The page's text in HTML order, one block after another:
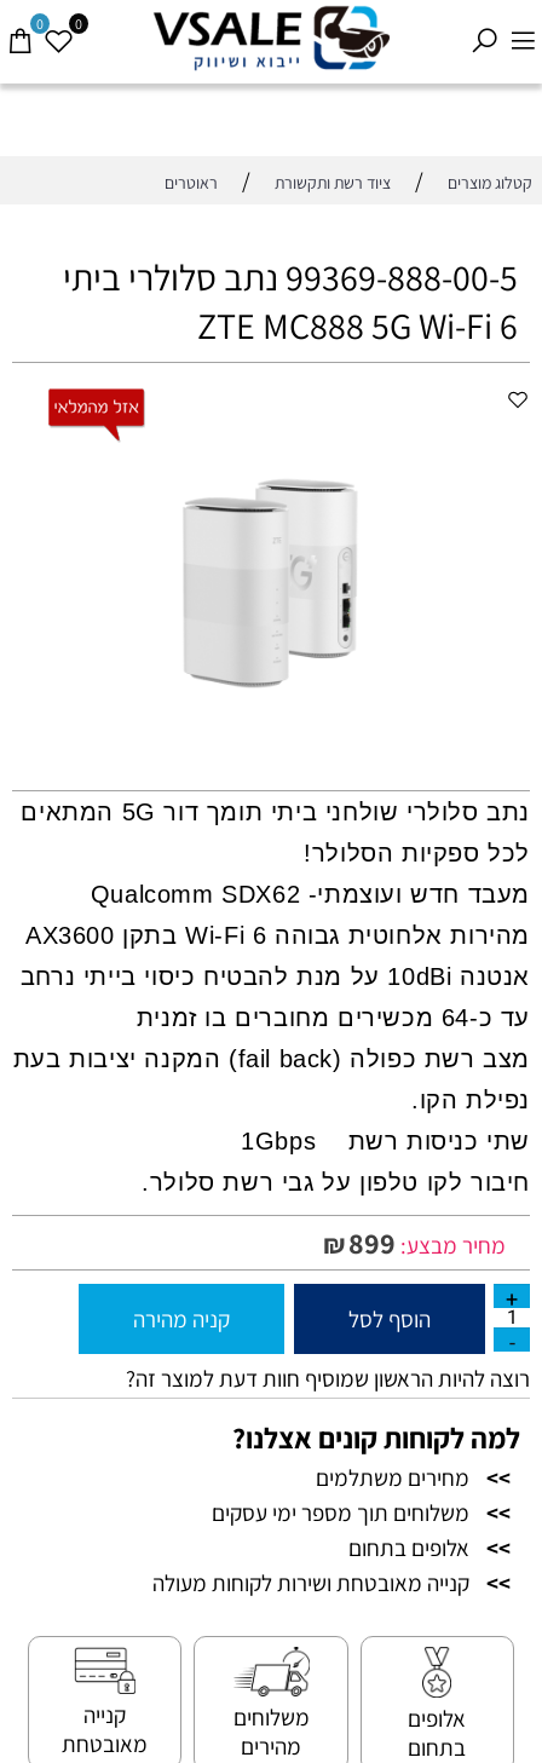
0 0
קטלוג מוצרים / ציוד רשת ותקשורת / ראוטרים
99369-888-00-5 נתב סלולרי ביתי
ZTE MC888 5G Wi-Fi 6
נתב סלולרי שולחני ביתי תומך דור 5G המתאים
לכל ספקיות הסלולר!
מעבד חדש ועוצמתי- Qualcomm SDX62
מהירות אלחוטית גבוהה Wi-Fi 6 בתקן AX3600
אנטנה 10dBi על מנת להבטיח כיסוי בייתי נרחב
עד כ-64 מכשירים מחוברים בו זמנית
מצב רשת כפולה (fail back) המקנה יציבות בעת
נפילת הקו.
שתי כניסות רשת 1Gbps
חיבור לקו טלפון על גבי רשת סלולר.
מחיר מבצע: ₪899
הוסף לסל קניה מהירה
רוצה להיות הראשון שמוסיף חוות דעת למוצר זה?
למה לקוחות קונים אצלנו?
>>
מחירים משתלמים
>>
משלוחים תוך מספר ימי עסקים
>>
אלופים בתחום
>> קנייה מאובטחת ושירות לקוחות מעולה
אלופים
בתחום
משלוחים
מהירים
קנייה
מאובטחת